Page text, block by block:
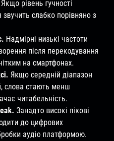
Якщо рівень гучності
звучить слабко порівняно з
Надмірні низькі частоти
після перекодування
на смартфонах.
Якщо середній діапазон
слова стають менш
читабельність.
Занадто високі пікові
до цифрових
аудіо платформою.